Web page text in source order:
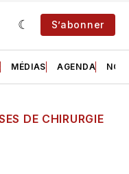
S’abonner
MÉDIAS AGENDA NOS
DE CHIRURGIE